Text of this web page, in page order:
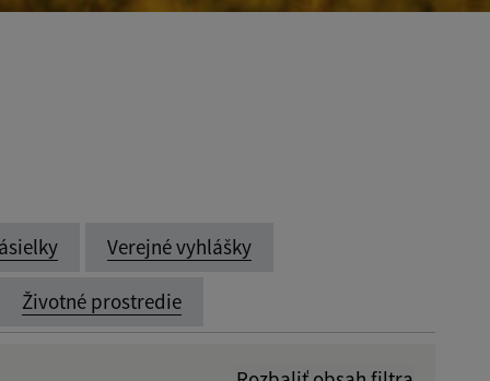
Verejné vyhlášky
Životné prostredie